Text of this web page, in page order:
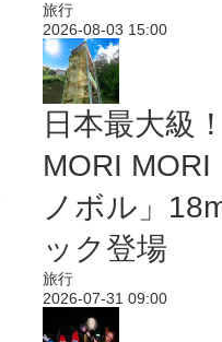
旅行
2026-08-03 15:00
日本最大級
MORI MORI
ノボル」
ック登場
旅行
2026-07-31 09:00